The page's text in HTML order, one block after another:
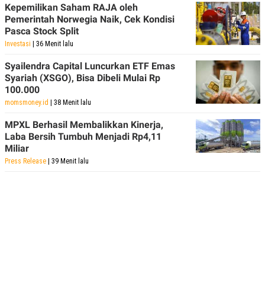
Kepemilikan Saham RAJA oleh
Pemerintah Norwegia Naik, Cek Kondisi
Pasca Stock Split
Investasi | 36 Menit lalu
Syailendra Capital Luncurkan ETF Emas
Syariah (XSGO), Bisa Dibeli Mulai Rp
100.000
momsmoney.id | 38 Menit lalu
MPXL Berhasil Membalikkan Kinerja,
Laba Bersih Tumbuh Menjadi Rp4,11
Miliar
Press Release | 39 Menit lalu